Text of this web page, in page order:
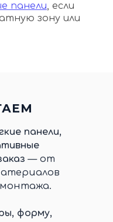
панели, если
зону или
панели,
— от
форму,